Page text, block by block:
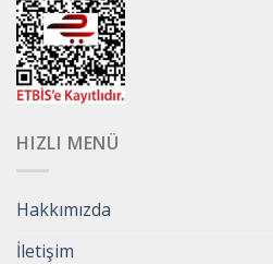
HIZLI MENÜ
Hakkımızda
İletişim